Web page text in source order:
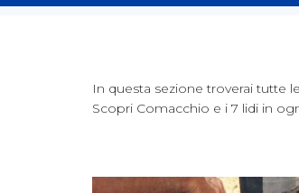
In questa sezione troverai tutte
Scopri Comacchio e i 7 lidi in